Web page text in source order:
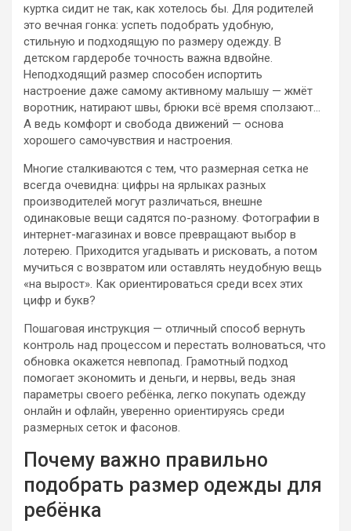
куртка сидит не так, как хотелось бы. Для родителей
это вечная гонка: успеть подобрать удобную,
стильную и подходящую по размеру одежду. В
детском гардеробе точность важна вдвойне.
Неподходящий размер способен испортить
настроение даже самому активному малышу — жмёт
воротник, натирают швы, брюки всё время сползают…
А ведь комфорт и свобода движений — основа
хорошего самочувствия и настроения.
Многие сталкиваются с тем, что размерная сетка не
всегда очевидна: цифры на ярлыках разных
производителей могут различаться, внешне
одинаковые вещи садятся по-разному. Фотографии в
интернет-магазинах и вовсе превращают выбор в
лотерею. Приходится угадывать и рисковать, а потом
мучиться с возвратом или оставлять неудобную вещь
«на вырост». Как ориентироваться среди всех этих
цифр и букв?
Пошаговая инструкция — отличный способ вернуть
контроль над процессом и перестать волноваться, что
обновка окажется невпопад. Грамотный подход
помогает экономить и деньги, и нервы, ведь зная
параметры своего ребёнка, легко покупать одежду
онлайн и офлайн, уверенно ориентируясь среди
размерных сеток и фасонов.
Почему важно правильно
подобрать размер одежды для
ребёнка